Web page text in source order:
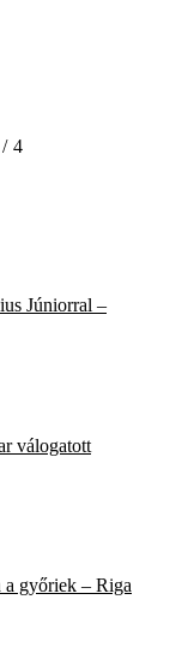
/ 4
Júniorral –
válogatott
győriek – Riga